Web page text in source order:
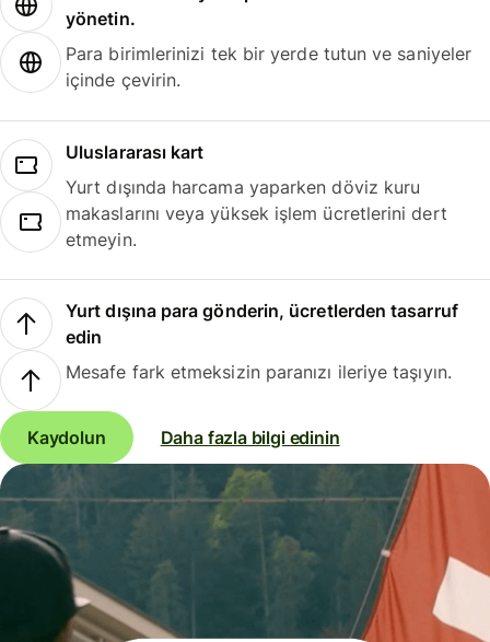
yönetin.
Para birimlerinizi tek bir yerde tutun ve saniyeler
içinde çevirin.
Uluslararası kart
Yurt dışında harcama yaparken döviz kuru
makaslarını veya yüksek işlem ücretlerini dert
etmeyin.
Yurt dışına para gönderin, ücretlerden tasarruf
edin
Mesafe fark etmeksizin paranızı ileriye taşıyın.
Kaydolun Daha fazla bilgi edinin